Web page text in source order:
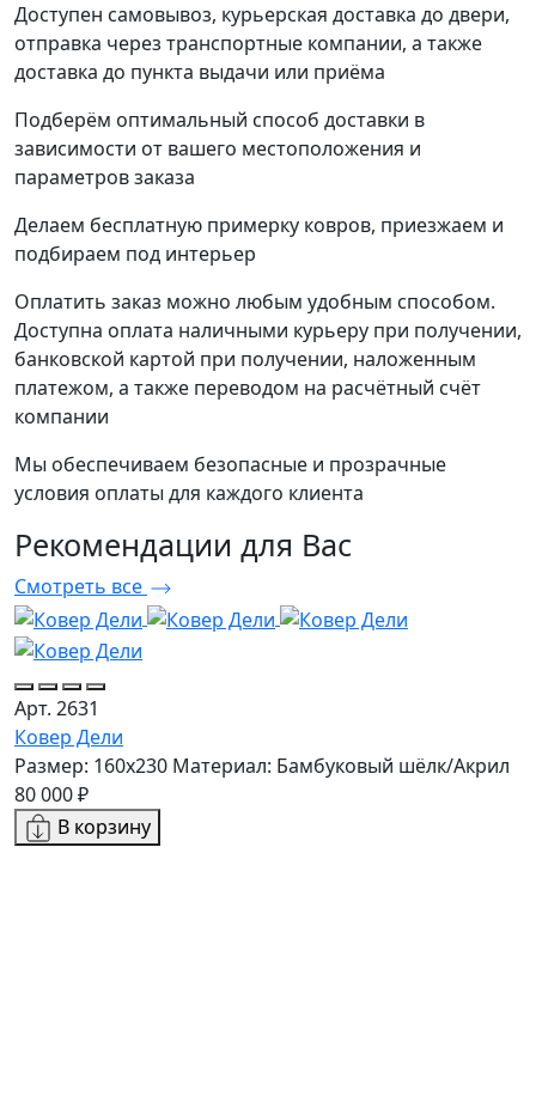
Доступен самовывоз, курьерская доставка до двери,
отправка через транспортные компании, а также
доставка до пункта выдачи или приёма
Подберём оптимальный способ доставки в
зависимости от вашего местоположения и
параметров заказа
Делаем бесплатную примерку ковров, приезжаем и
подбираем под интерьер
Оплатить заказ можно любым удобным способом.
Доступна оплата наличными курьеру при получении,
банковской картой при получении, наложенным
платежом, а также переводом на расчётный счёт
компании
Мы обеспечиваем безопасные и прозрачные
условия оплаты для каждого клиента
Рекомендации для Вас
Смотреть все
Арт. 2631
Ковер Дели
Размер: 160х230 Материал: Бамбуковый шёлк/Акрил
80 000 ₽
В корзину